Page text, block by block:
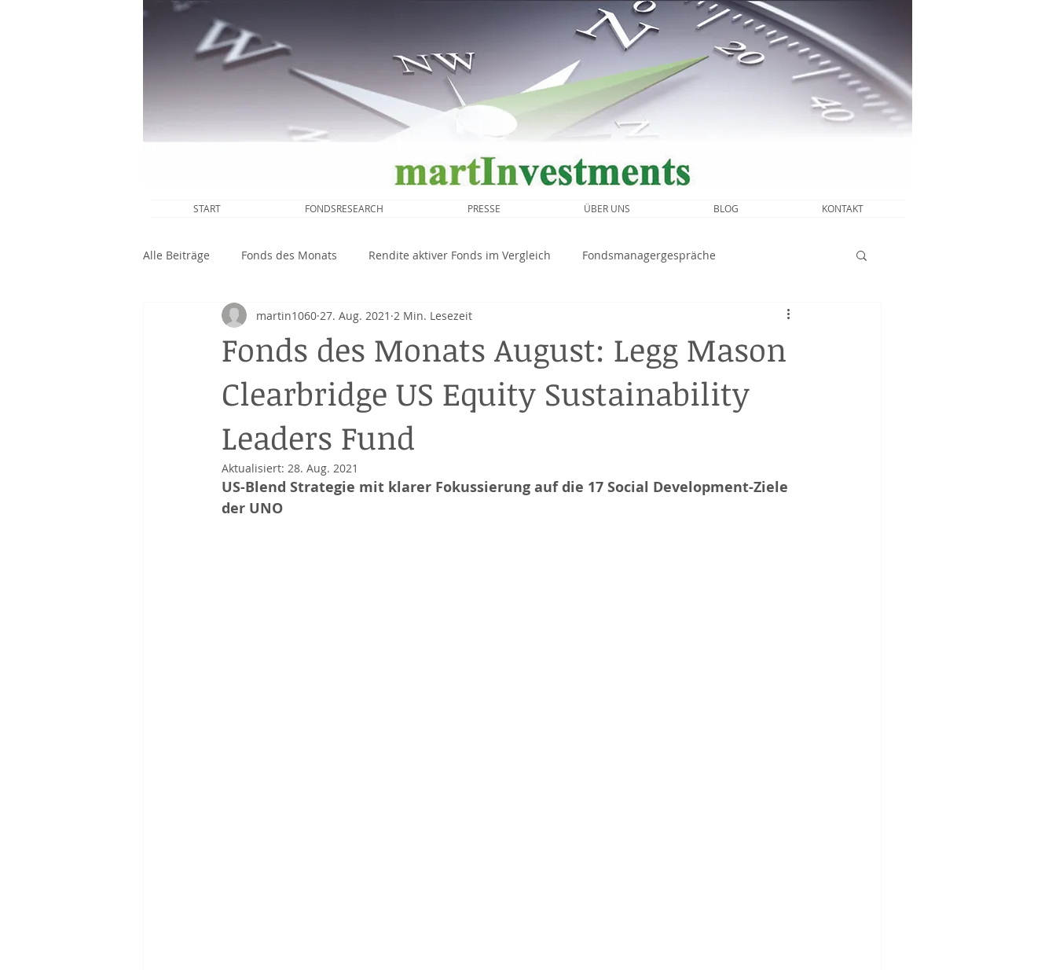
START FONDSRESEARCH PRESSE ÜBER UNS BLOG KONTAKT
Alle Beiträge Fonds des Monats Rendite aktiver Fonds im Vergleich Fondsmanagergespräche
martInvestments in den News Marktanalyse
Fonds des Monats August: Legg Mason
Clearbridge US Equity Sustainability
Leaders Fund
martin1060 27. Aug. 2021 2 Min. Lesezeit
Aktualisiert: 28. Aug. 2021
US-Blend Strategie mit klarer Fokussierung auf die 17 Social Development-Ziele
der UNO